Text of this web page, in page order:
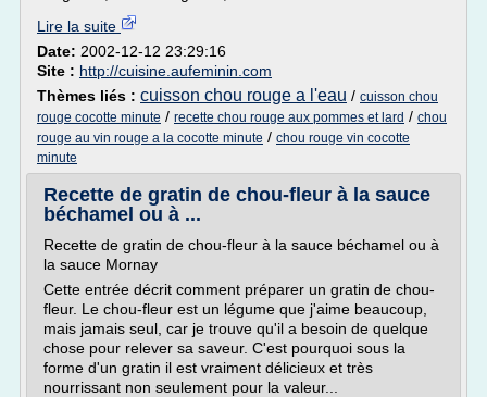
Lire la suite
Date: 2002-12-12 23:29:16
Site : http://cuisine.aufeminin.com
Thèmes liés : cuisson chou rouge a l'eau / cuisson chou
rouge cocotte minute / recette chou rouge aux pommes et lard / chou
rouge au vin rouge a la cocotte minute / chou rouge vin cocotte
minute
Recette de gratin de chou-fleur à la sauce
béchamel ou à ...
Recette de gratin de chou-fleur à la sauce béchamel ou à
la sauce Mornay
Cette entrée décrit comment préparer un gratin de chou-
fleur. Le chou-fleur est un légume que j'aime beaucoup,
mais jamais seul, car je trouve qu'il a besoin de quelque
chose pour relever sa saveur. C'est pourquoi sous la
forme d'un gratin il est vraiment délicieux et très
nourrissant non seulement pour la valeur...